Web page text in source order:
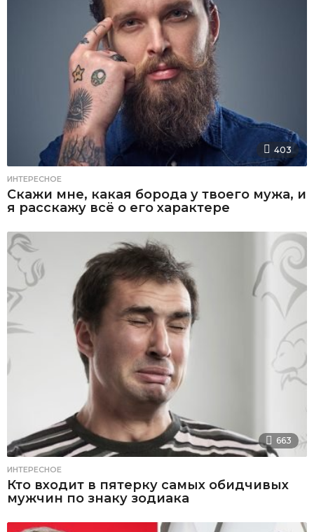
403
ИНТЕРЕСНОЕ
Скажи мне, какая борода у твоего мужа, и
я расскажу всё о его характере
663
ИНТЕРЕСНОЕ
Кто входит в пятерку самых обидчивых
мужчин по знаку зодиака